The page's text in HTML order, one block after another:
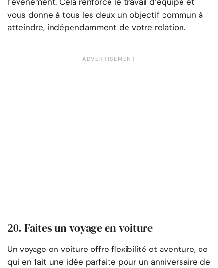
vous donne à tous les deux un objectif commun à
atteindre, indépendamment de votre relation.
20. Faites un voyage en voiture
Un voyage en voiture offre flexibilité et aventure, ce
qui en fait une idée parfaite pour un anniversaire de